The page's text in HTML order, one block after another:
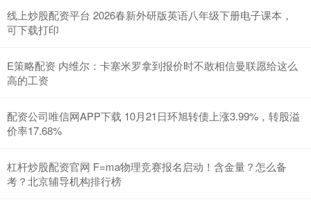
线上炒股配资平台 2026春新外研版英语八年级下册电子课本，
可下载打印
E策略配资 内维尔：卡塞米罗拿到报价时不敢相信曼联愿给这么
高的工资
配资公司唯信网APP下载 10月21日环旭转债上涨3.99%，转股溢
价率17.68%
杠杆炒股配资官网 F=ma物理竞赛报名启动！含金量？怎么备
考？北京辅导机构排行榜